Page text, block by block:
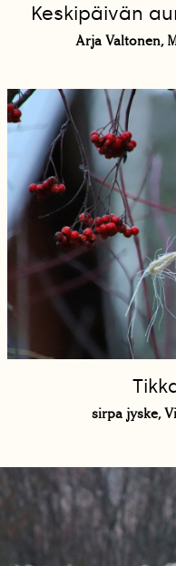
Keskipäivän
Arja Valtonen,
sirpa jyske,